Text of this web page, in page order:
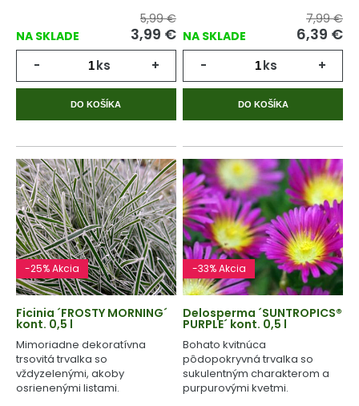
NA SKLADE
5,99 €
3,99 €
- ks +
DO KOŠÍKA
NA SKLADE
7,99 €
6,39 €
- ks +
DO KOŠÍKA
-25% Akcia
Ficinia ´FROSTY MORNING´
kont. 0,5 l
Mimoriadne dekoratívna
trsovitá trvalka so
vždyzelenými, akoby
osrienenými listami.
-33% Akcia
Delosperma ´SUNTROPICS®
PURPLE´ kont. 0,5 l
Bohato kvitnúca
pôdopokryvná trvalka so
sukulentným charakterom a
purpurovými kvetmi.